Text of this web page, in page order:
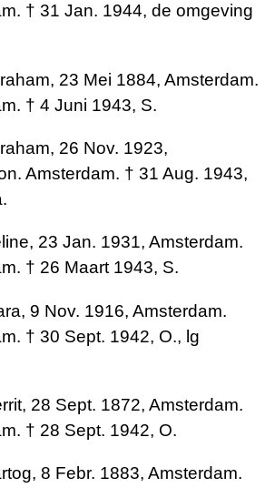
† 31 Jan. 1944, de omgeving
23 Mei 1884, Amsterdam.
† 4 Juni 1943, S.
26 Nov. 1923,
Amsterdam. † 31 Aug. 1943,
23 Jan. 1931, Amsterdam.
† 26 Maart 1943, S.
9 Nov. 1916, Amsterdam.
† 30 Sept. 1942, O., lg
28 Sept. 1872, Amsterdam.
† 28 Sept. 1942, O.
8 Febr. 1883, Amsterdam.